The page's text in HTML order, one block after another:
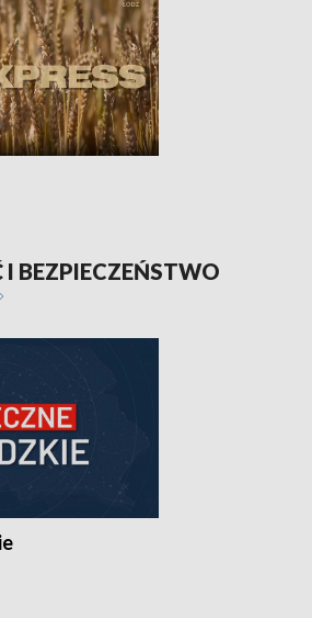
BEZPIECZEŃSTWO